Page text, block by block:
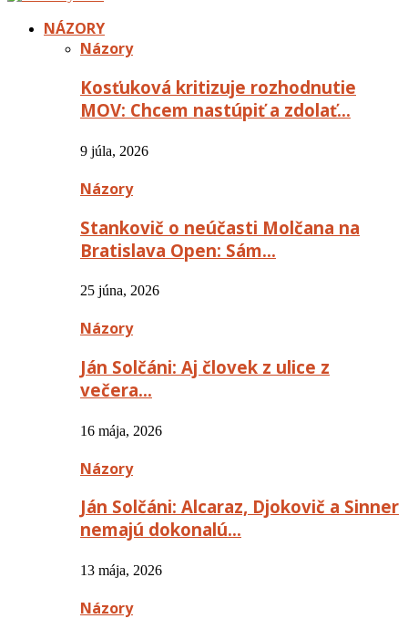
NÁZORY
Názory
Kosťuková kritizuje rozhodnutie
MOV: Chcem nastúpiť a zdolať…
9 júla, 2026
Názory
Stankovič o neúčasti Molčana na
Bratislava Open: Sám…
25 júna, 2026
Názory
Ján Solčáni: Aj človek z ulice z
večera…
16 mája, 2026
Názory
Ján Solčáni: Alcaraz, Djokovič a Sinner
nemajú dokonalú…
13 mája, 2026
Názory